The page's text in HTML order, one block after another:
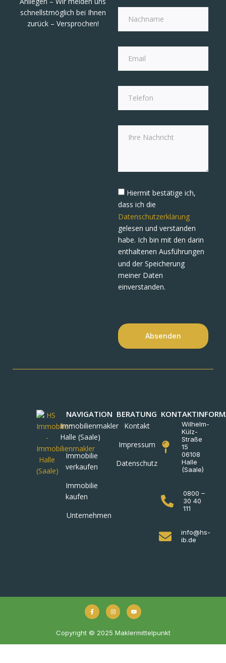
schnellstmöglich bei Ihnen
zurück – Versprochen!
Hiermit bestätige ich,
dass ich die
Datenschutzerklärung
gelesen und verstanden
habe. Ich bin mit den darin
enthaltenen Ausführungen
und der Speicherung
meiner Daten
einverstanden.
Absenden
NAVIGATION
Immobilienmakler
Halle (Saale)
Immobilie
verkaufen
Immobilie
kaufen
Unternehmen
BERATUNG
Kontakt
Impressum
Datenschutz
Wilhelm-
Külz-
Straße
15
06108
Halle
(Saale)
0800 –
30 40
111
info@hs-
ib.de
Copyright © 2025 Maklermittelpunkt